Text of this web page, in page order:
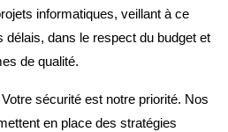
informatiques, veillant à ce
délais, dans le respect du budget et
de qualité.
Votre sécurité est notre priorité. Nos
en place des stratégies